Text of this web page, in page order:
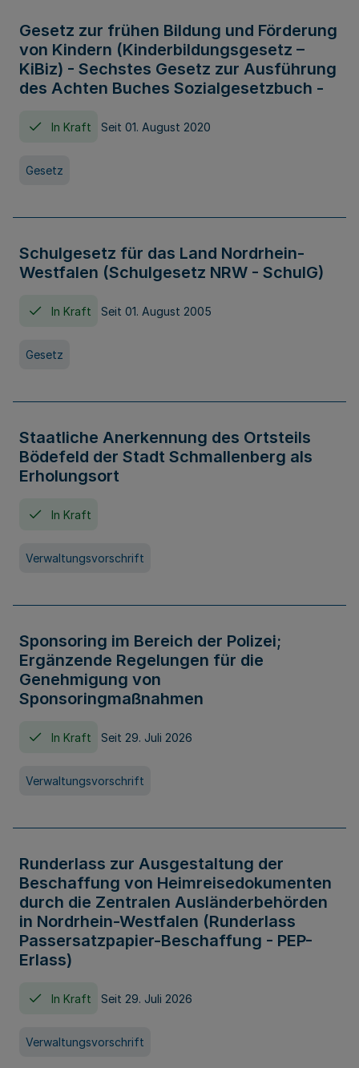
Gesetz zur frühen Bildung und Förderung
von Kindern (Kinderbildungsgesetz –
KiBiz) - Sechstes Gesetz zur Ausführung
des Achten Buches Sozialgesetzbuch -
In Kraft Seit 01. August 2020
Gesetz
Schulgesetz für das Land Nordrhein-
Westfalen (Schulgesetz NRW - SchulG)
In Kraft Seit 01. August 2005
Gesetz
Staatliche Anerkennung des Ortsteils
Bödefeld der Stadt Schmallenberg als
Erholungsort
In Kraft
Verwaltungsvorschrift
Sponsoring im Bereich der Polizei;
Ergänzende Regelungen für die
Genehmigung von
Sponsoringmaßnahmen
In Kraft Seit 29. Juli 2026
Verwaltungsvorschrift
Runderlass zur Ausgestaltung der
Beschaffung von Heimreisedokumenten
durch die Zentralen Ausländerbehörden
in Nordrhein-Westfalen (Runderlass
Passersatzpapier-Beschaffung - PEP-
Erlass)
In Kraft Seit 29. Juli 2026
Verwaltungsvorschrift